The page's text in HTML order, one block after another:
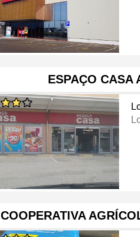
ESPAÇO CASA
COOPERATIVA